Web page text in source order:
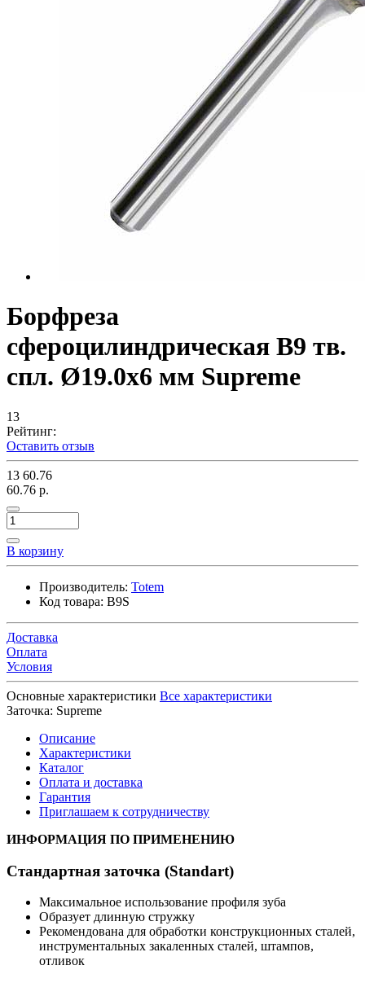
Борфреза
сфероцилиндрическая B9 тв.
спл. Ø19.0х6 мм Supreme
13
Рейтинг:
Оставить отзыв
13 60.76
60.76 р.
В корзину
Производитель: Totem
Код товара: B9S
Доставка
Оплата
Условия
Основные характеристики Все характеристики
Заточка: Supreme
Описание
Характеристики
Каталог
Оплата и доставка
Гарантия
Приглашаем к сотрудничеству
ИНФОРМАЦИЯ ПО ПРИМЕНЕНИЮ
Стандартная заточка (Standart)
Максимальное использование профиля зуба
Образует длинную стружку
Рекомендована для обработки конструкционных сталей,
инструментальных закаленных сталей, штампов,
отливок